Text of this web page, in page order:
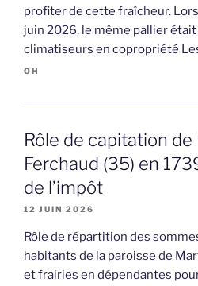
profiter de cette fraîcheur.
juin 2026, le même pallier était
climatiseurs en copropriété
OH
Rôle de capitation
Ferchaud (35) en
de l’impôt
12 JUIN 2026
Rôle de répartition des
habitants de la paroisse de
et frairies en dépendantes